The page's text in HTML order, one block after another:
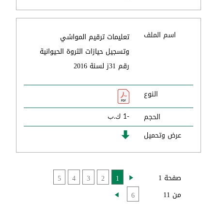
اسم الملف
تعليمات ترقيم المواشي
وتسجيل حيازات الثروة الحيوانية
رقم 31ز لسنة 2016
النوع
الحجم
-1 ك.ب
عرض وتحميل
صفحة 1
من 11
1
2
3
4
5
6